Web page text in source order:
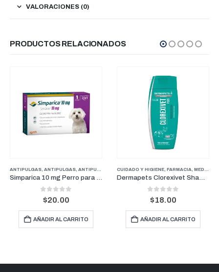
VALORACIONES (0)
PRODUCTOS RELACIONADOS
,FARMACIA PERROS
CUIDADO Y HIGIENE,FARMACIA ,MEDICAMENTOS GENERALES
Dermapets Clorexivet Shampoo 350 ml
out of 5
$18.00
AÑADIR AL CARRITO
FARMACIA, MEDICAMENTOS GENERALES
Artritabs Complex 60 Tabletas
out of 5
$35.00
AÑADIR AL CARRITO